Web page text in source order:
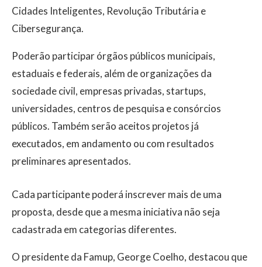
Cidades Inteligentes, Revolução Tributária e
Cibersegurança.
Poderão participar órgãos públicos municipais,
estaduais e federais, além de organizações da
sociedade civil, empresas privadas, startups,
universidades, centros de pesquisa e consórcios
públicos. Também serão aceitos projetos já
executados, em andamento ou com resultados
preliminares apresentados.
Cada participante poderá inscrever mais de uma
proposta, desde que a mesma iniciativa não seja
cadastrada em categorias diferentes.
O presidente da Famup, George Coelho, destacou que